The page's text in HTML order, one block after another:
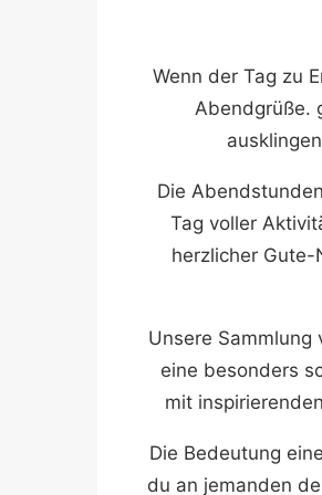
Wenn der Tag zu
Abendgrüße.
Die
Tag voller
herzlicher
Unsere
eine besonders
mit
Die Bedeutung
du an jemanden